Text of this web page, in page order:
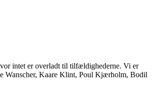
intet er overladt til tilfældighederne. Vi er
Wanscher, Kaare Klint, Poul Kjærholm, Bodil